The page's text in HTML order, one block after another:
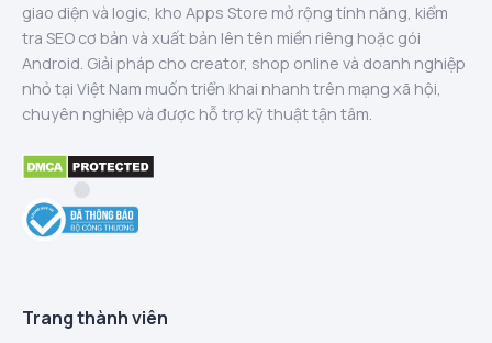
giao diện và logic, kho Apps Store mở rộng tính năng, kiểm
tra SEO cơ bản và xuất bản lên tên miền riêng hoặc gói
Android. Giải pháp cho creator, shop online và doanh nghiệp
nhỏ tại Việt Nam muốn triển khai nhanh trên mạng xã hội,
chuyên nghiệp và được hỗ trợ kỹ thuật tận tâm.
Trang thành viên